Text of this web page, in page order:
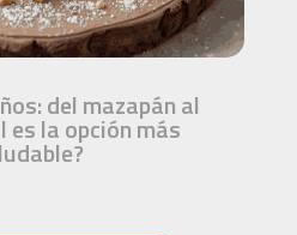
del mazapán al
es la opción más